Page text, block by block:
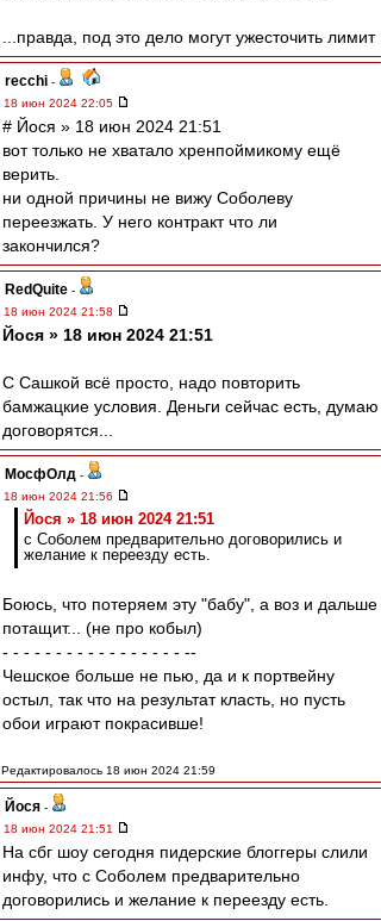
...правда, под это дело могут ужесточить лимит
recchi -
18 июн 2024 22:05
# Йося » 18 июн 2024 21:51
вот только не хватало хренпоймикому ещё
верить.
ни одной причины не вижу Соболеву
переезжать. У него контракт что ли
закончился?
RedQuite -
18 июн 2024 21:58
Йося » 18 июн 2024 21:51
С Сашкой всё просто, надо повторить
бамжацкие условия. Деньги сейчас есть, думаю
договорятся...
МосфОлд -
18 июн 2024 21:56
Йося » 18 июн 2024 21:51
с Соболем предварительно договорились и
желание к переезду есть.
Боюсь, что потеряем эту "бабу", а воз и дальше
потащит... (не про кобыл)
- - - - - - - - - - - - - - - - - --
Чешское больше не пью, да и к портвейну
остыл, так что на результат класть, но пусть
обои играют покрасивше!
Редактировалось 18 июн 2024 21:59
Йося -
18 июн 2024 21:51
На сбг шоу сегодня пидерские блоггеры слили
инфу, что с Соболем предварительно
договорились и желание к переезду есть.